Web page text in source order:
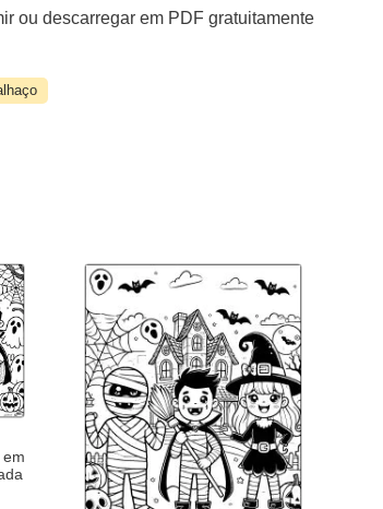
ou descarregar em PDF gratuitamente